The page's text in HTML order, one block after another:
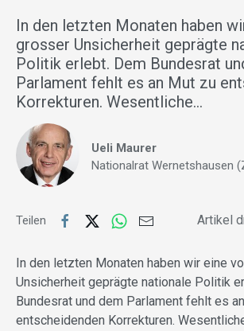
In den letzten Monaten haben
grosser Unsicherheit geprägte
Politik erlebt. Dem Bundesrat
Parlament fehlt es an Mut zu
Korrekturen. Wesentliche…
Ueli Maurer
Nationalrat Wernetshausen
Teilen Artikel
In den letzten Monaten haben wir eine
Unsicherheit geprägte nationale Politik
Bundesrat und dem Parlament fehlt es
entscheidenden Korrekturen.